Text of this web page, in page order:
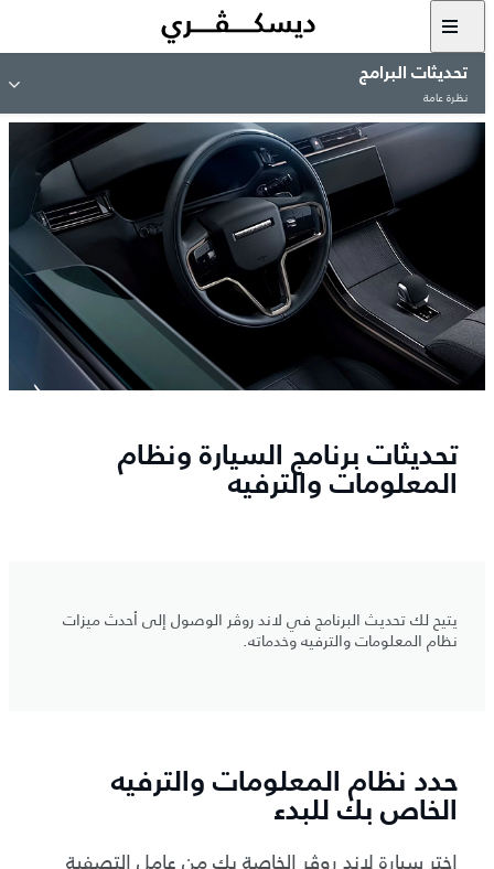
تحديثات البرامج
نظرة عامة
تحديثات برنامج السيارة ونظام
المعلومات والترفيه
يتيح لك تحديث البرنامج في لاند روڤر الوصول إلى أحدث ميزات
نظام المعلومات والترفيه وخدماته.
حدد نظام المعلومات والترفيه
الخاص بك للبدء
اختر سيارة لاند روڤر الخاصة بك من عامل التصفية